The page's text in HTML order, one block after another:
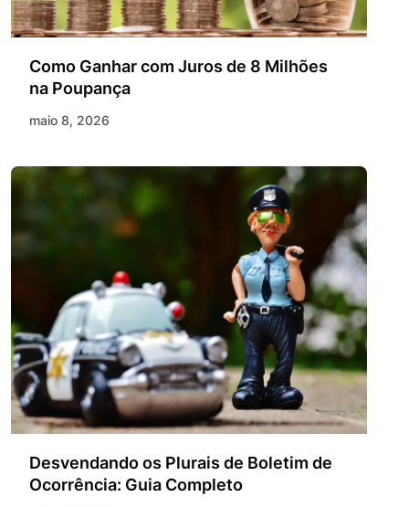
Como Ganhar com Juros de 8 Milhões
na Poupança
maio 8, 2026
Desvendando os Plurais de Boletim de
Ocorrência: Guia Completo